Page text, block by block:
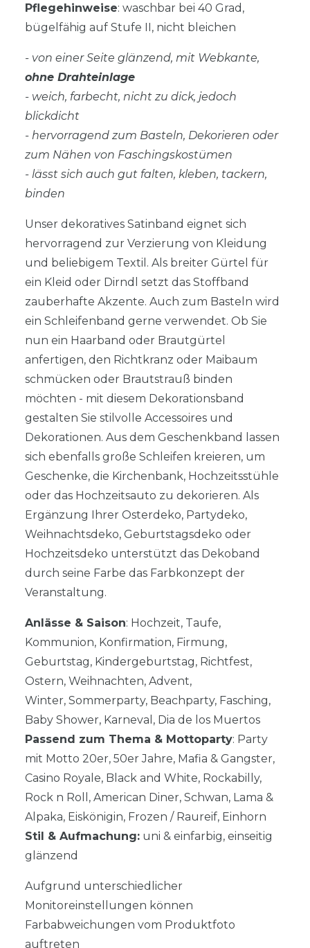
Pflegehinweise: waschbar bei 40 Grad,
bügelfähig auf Stufe II, nicht bleichen
- von einer Seite glänzend, mit Webkante,
ohne Drahteinlage
- weich, farbecht, nicht zu dick, jedoch
blickdicht
- hervorragend zum Basteln, Dekorieren oder
zum Nähen von Faschingskostümen
- lässt sich auch gut falten, kleben, tackern,
binden
Unser dekoratives Satinband eignet sich
hervorragend zur Verzierung von Kleidung
und beliebigem Textil. Als breiter Gürtel für
ein Kleid oder Dirndl setzt das Stoffband
zauberhafte Akzente. Auch zum Basteln wird
ein Schleifenband gerne verwendet. Ob Sie
nun ein Haarband oder Brautgürtel
anfertigen, den Richtkranz oder Maibaum
schmücken oder Brautstrauß binden
möchten - mit diesem Dekorationsband
gestalten Sie stilvolle Accessoires und
Dekorationen. Aus dem Geschenkband lassen
sich ebenfalls große Schleifen kreieren, um
Geschenke, die Kirchenbank, Hochzeitsstühle
oder das Hochzeitsauto zu dekorieren. Als
Ergänzung Ihrer Osterdeko, Partydeko,
Weihnachtsdeko, Geburtstagsdeko oder
Hochzeitsdeko unterstützt das Dekoband
durch seine Farbe das Farbkonzept der
Veranstaltung.
Anlässe & Saison: Hochzeit, Taufe,
Kommunion, Konfirmation, Firmung,
Geburtstag, Kindergeburtstag, Richtfest,
Ostern, Weihnachten, Advent,
Winter, Sommerparty, Beachparty, Fasching,
Baby Shower, Karneval, Dia de los Muertos
Passend zum Thema & Mottoparty: Party
mit Motto 20er, 50er Jahre, Mafia & Gangster,
Casino Royale, Black and White, Rockabilly,
Rock n Roll, American Diner, Schwan, Lama &
Alpaka, Eiskönigin, Frozen / Raureif, Einhorn
Stil & Aufmachung: uni & einfarbig, einseitig
glänzend
Aufgrund unterschiedlicher
Monitoreinstellungen können
Farbabweichungen vom Produktfoto
auftreten